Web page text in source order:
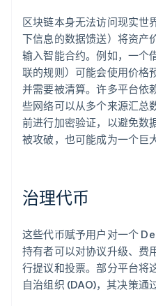
区块链本身无法访问现实世
下信息的数据馈送）将资产
输入智能合约。例如，一个
联的规则）可能会使用价格
并需要被清算。许多平台依
些网络可以从多个来源汇总
前进行加密验证，以避免数
被攻破，也可能成为一个巨
治理代币
这些代币赋予用户对一个
持有者可以对协议升级、费
行提议和投票。部分平台将
自治组织 (DAO)，其决策通